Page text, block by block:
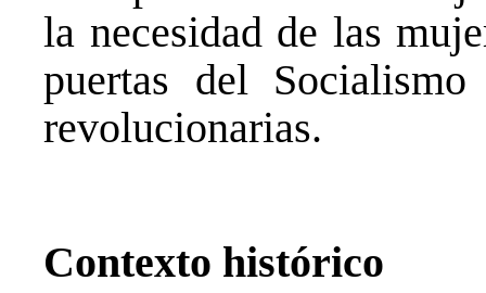
la necesidad de las
puertas del
revolucionarias.
Contexto histórico